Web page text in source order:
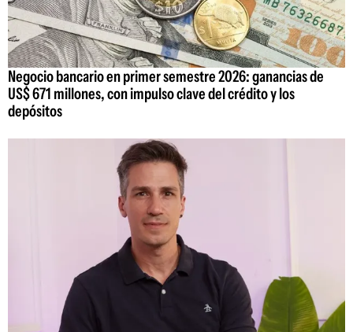
Negocio bancario en primer semestre 2026: ganancias de
US$ 671 millones, con impulso clave del crédito y los
depósitos